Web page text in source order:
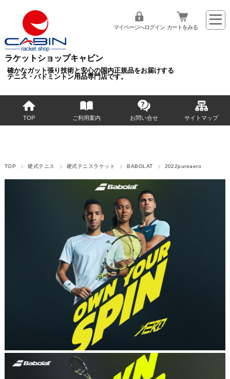
ラケットショップキャビン
確かなガット張り技術と安心の国内正規品をお届けする
テニス・バドミントン用品専門店です。
マイページへログイン カートをみる
TOP ご利用案内 お問い合せ サイトマップ
TOP 硬式テニス 硬式テニスラケット BABOLAT 2022pureaero